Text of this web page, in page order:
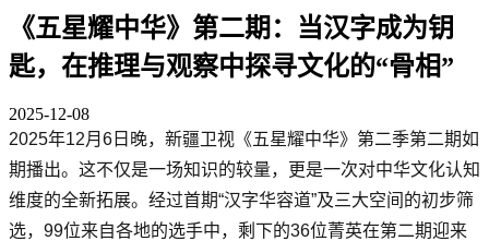
《五星耀中华》第二期：当汉字成为钥
匙，在推理与观察中探寻文化的“骨相”
2025-12-08
2025年12月6日晚，新疆卫视《五星耀中华》第二季第二期如
期播出。这不仅是一场知识的较量，更是一次对中华文化认知
维度的全新拓展。经过首期“汉字华容道”及三大空间的初步筛
选，99位来自各地的选手中，剩下的36位菁英在第二期迎来